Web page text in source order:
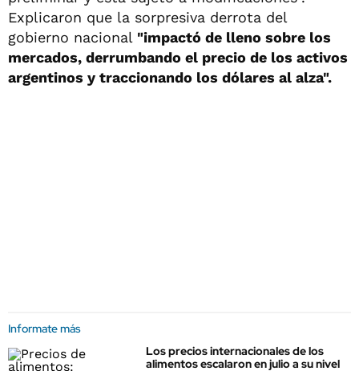
Explicaron que la sorpresiva derrota del
gobierno nacional "impactó de lleno sobre los
mercados, derrumbando el precio de los activos
argentinos y traccionando los dólares al alza".
Informate más
Los precios internacionales de los
alimentos escalaron en julio a su nivel